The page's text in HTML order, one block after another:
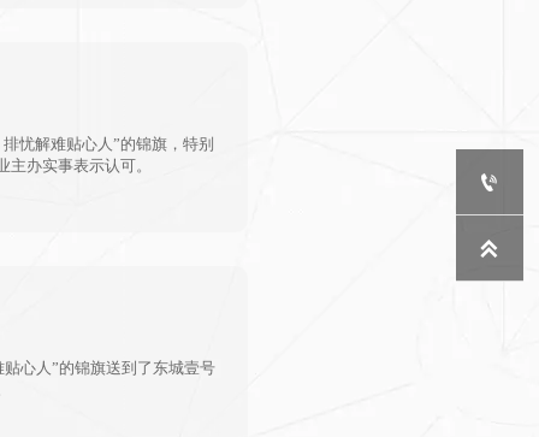
忧解难贴心人”的锦旗，特别
办实事表示认可。
心人”的锦旗送到了东城壹号

